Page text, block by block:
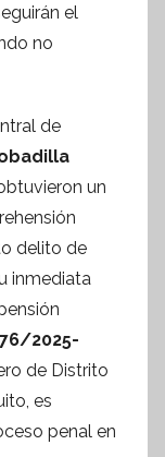
el
no
de
un
delito de
inmediata
2025-
de Distrito
es
penal en